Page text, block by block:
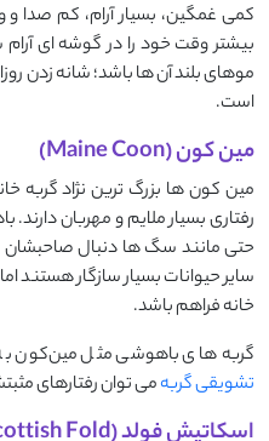
کمی غمگین، بسیار آرام، کم ‌صدا و
بیشتر وقت خود را در گوشه ‌ای آرام
موهای بلند آن ‌ها باشد؛ شانه زدن
است.
مین ‌کون (Maine Coon)
مین‌ کون ‌ها بزرگ ‌ترین نژاد گربه
رفتاری بسیار ملایم و مهربان
حتی مانند سگ ‌ها دنبال صاحبشان
سایر حیوانات بسیار سازگار هستند
خانه فراهم باشد.
گربه‌ های باهوشی مثل مین‌کون به
تشویقی گربهمی ‌توان رفتارهای